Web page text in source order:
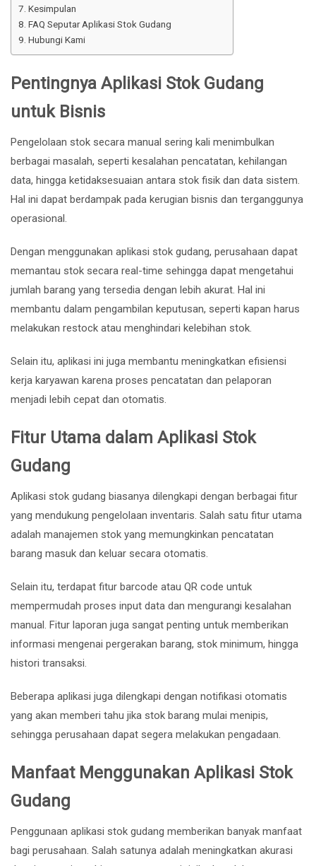
Kesimpulan
FAQ Seputar Aplikasi Stok Gudang
Hubungi Kami
Pentingnya Aplikasi Stok Gudang
untuk Bisnis
Pengelolaan stok secara manual sering kali menimbulkan
berbagai masalah, seperti kesalahan pencatatan, kehilangan
data, hingga ketidaksesuaian antara stok fisik dan data sistem.
Hal ini dapat berdampak pada kerugian bisnis dan terganggunya
operasional.
Dengan menggunakan aplikasi stok gudang, perusahaan dapat
memantau stok secara real-time sehingga dapat mengetahui
jumlah barang yang tersedia dengan lebih akurat. Hal ini
membantu dalam pengambilan keputusan, seperti kapan harus
melakukan restock atau menghindari kelebihan stok.
Selain itu, aplikasi ini juga membantu meningkatkan efisiensi
kerja karyawan karena proses pencatatan dan pelaporan
menjadi lebih cepat dan otomatis.
Fitur Utama dalam Aplikasi Stok
Gudang
Aplikasi stok gudang biasanya dilengkapi dengan berbagai fitur
yang mendukung pengelolaan inventaris. Salah satu fitur utama
adalah manajemen stok yang memungkinkan pencatatan
barang masuk dan keluar secara otomatis.
Selain itu, terdapat fitur barcode atau QR code untuk
mempermudah proses input data dan mengurangi kesalahan
manual. Fitur laporan juga sangat penting untuk memberikan
informasi mengenai pergerakan barang, stok minimum, hingga
histori transaksi.
Beberapa aplikasi juga dilengkapi dengan notifikasi otomatis
yang akan memberi tahu jika stok barang mulai menipis,
sehingga perusahaan dapat segera melakukan pengadaan.
Manfaat Menggunakan Aplikasi Stok
Gudang
Penggunaan aplikasi stok gudang memberikan banyak manfaat
bagi perusahaan. Salah satunya adalah meningkatkan akurasi